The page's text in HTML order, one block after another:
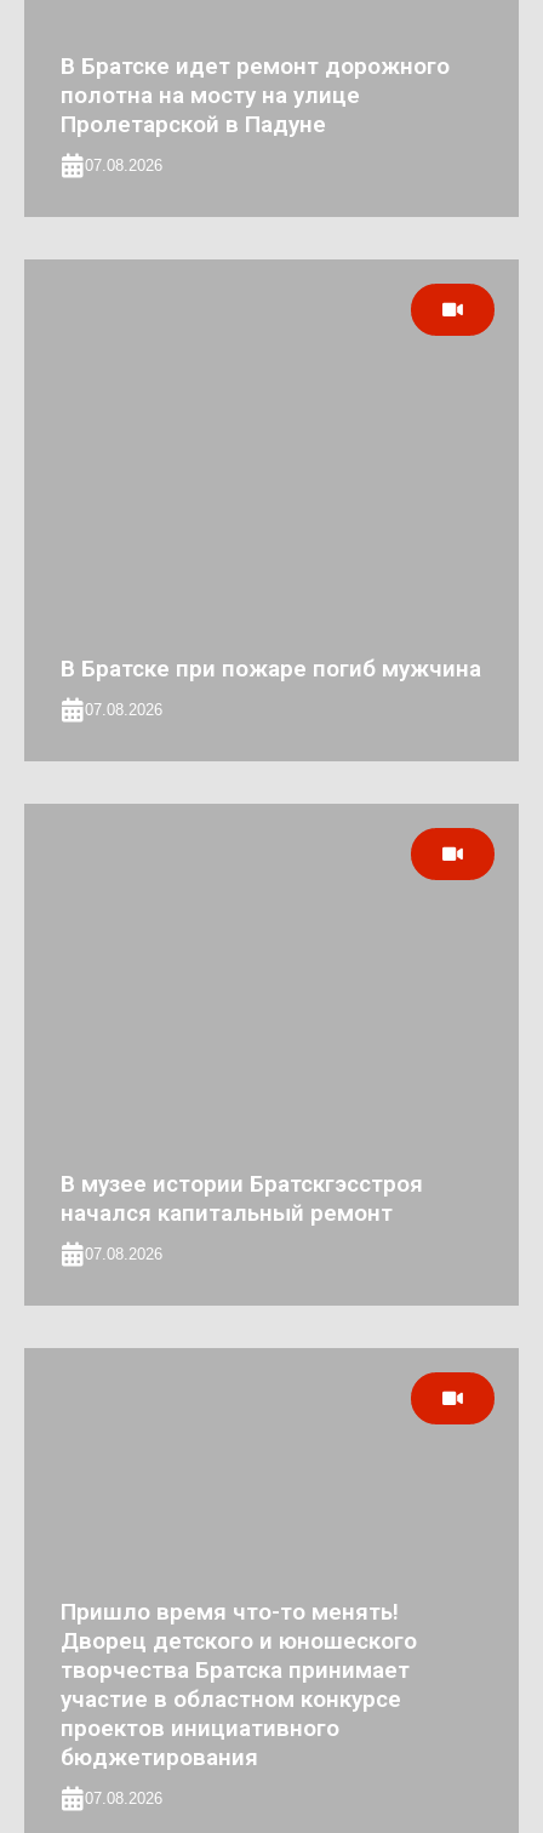
В Братске идет ремонт дорожного
полотна на мосту на улице
Пролетарской в Падуне
07.08.2026
В Братске при пожаре погиб мужчина
07.08.2026
В музее истории Братскгэсстроя
начался капитальный ремонт
07.08.2026
Пришло время что-то менять!
Дворец детского и юношеского
творчества Братска принимает
участие в областном конкурсе
проектов инициативного
бюджетирования
07.08.2026